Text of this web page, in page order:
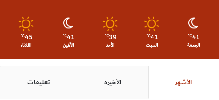
41
℃
الجمعة
41
℃
السبت
39
℃
الأحد
41
℃
الأثنين
45
℃
الثلاثاء
الأشهر الأخيرة تعليقات